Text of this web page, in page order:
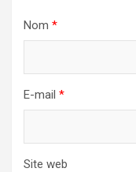
Nom *
E-mail *
Site web